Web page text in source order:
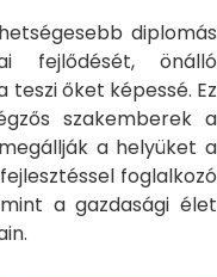
diplomás
fejlődését, önálló
őket képessé. Ez
szakemberek a
a helyüket a
foglalkozó
a gazdasági élet